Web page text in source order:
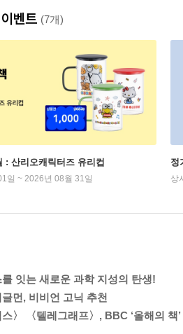
벤트 (7개)
: 산리오캐릭터즈 유리컵
일 ~ 2026년 08월 31일
정
상
잇는 새로운 과학 지성의 탄생!
먼, 비비언 고닉 추천
스〉 〈텔레그래프〉, BBC ‘올해의 책